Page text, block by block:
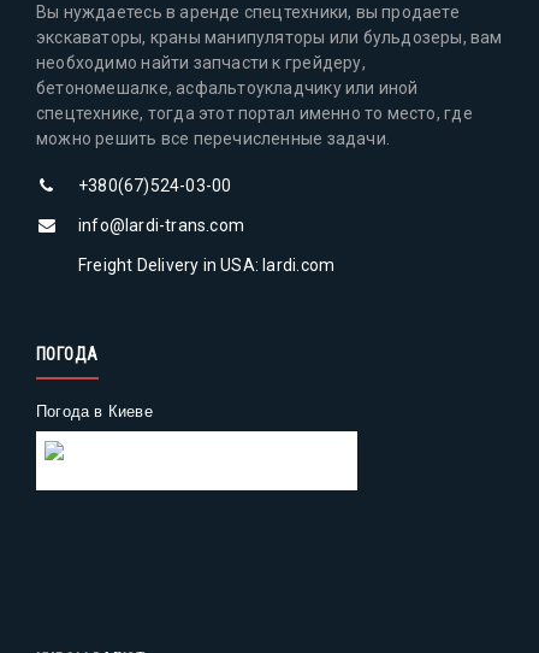
Вы нуждаетесь в аренде спецтехники, вы продаете
экскаваторы, краны манипуляторы или бульдозеры, вам
необходимо найти запчасти к грейдеру,
бетономешалке, асфальтоукладчику или иной
спецтехнике, тогда этот портал именно то место, где
можно решить все перечисленные задачи.
+380(67)524-03-00
info@lardi-trans.com
Freight Delivery in USA: lardi.com
ПОГОДА
Погода в Киеве